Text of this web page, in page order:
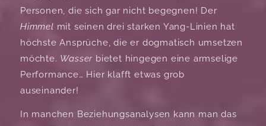
Personen, die sich gar nicht begegnen! Der
Himmel mit seinen drei starken Yang-Linien hat
höchste Ansprüche, die er dogmatisch umsetzen
möchte. Wasser bietet hingegen eine armselige
Performance… Hier klafft etwas grob
auseinander!
In manchen Beziehungsanalysen kann man das